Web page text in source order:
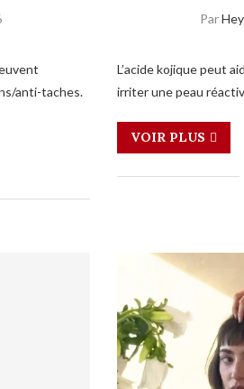
anti-taches.
Par
L’acide kojique peut
irriter une peau
VOIR PLUS